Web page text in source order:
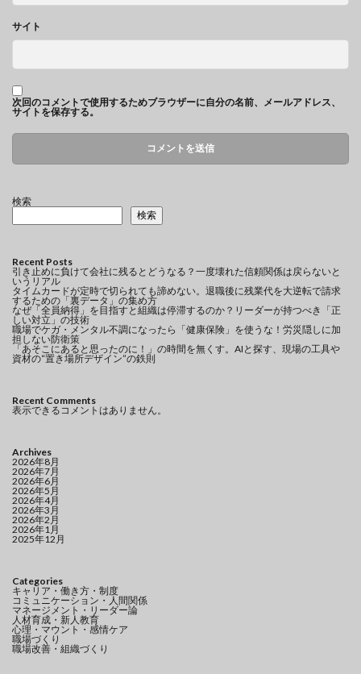
サイト
次回のコメントで使用するためブラウザーに自分の名前、メールアドレス、
サイトを保存する。
検索
検索
Recent Posts
引き止めに負けて会社に残るとどうなる？一度壊れた信頼関係は戻らないと
いうリアル
タイムカードが定時で切られても諦めない。退職後に残業代を大逆転で請求
するための「裏データ」の集め方
なぜ「全員納得」を目指すと組織は停滞するのか？リーダーが持つべき「正
しい対立」の技術
職場でケガ・メンタル不調になったら「健康保険」を使うな！労災隠しに加
担しない防衛策
「あそこにあると思ったのに！」の時間を無くす。AIと探す、現場の工具や
資材の“置き場所デザイン”の鉄則
Recent Comments
表示できるコメントはありません。
Archives
2026年8月
2026年7月
2026年6月
2026年5月
2026年4月
2026年3月
2026年2月
2026年1月
2025年12月
Categories
キャリア・働き方・制度
コミュニケーション・人間関係
マネージメント・リーダー論
人材育成・新人教育
心理・マウント・感情ケア
職場づくり
職場改善・組織づくり